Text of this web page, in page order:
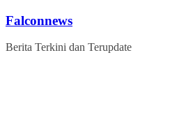
Skip
content
Falconnews
Berita Terkini dan Terupdate